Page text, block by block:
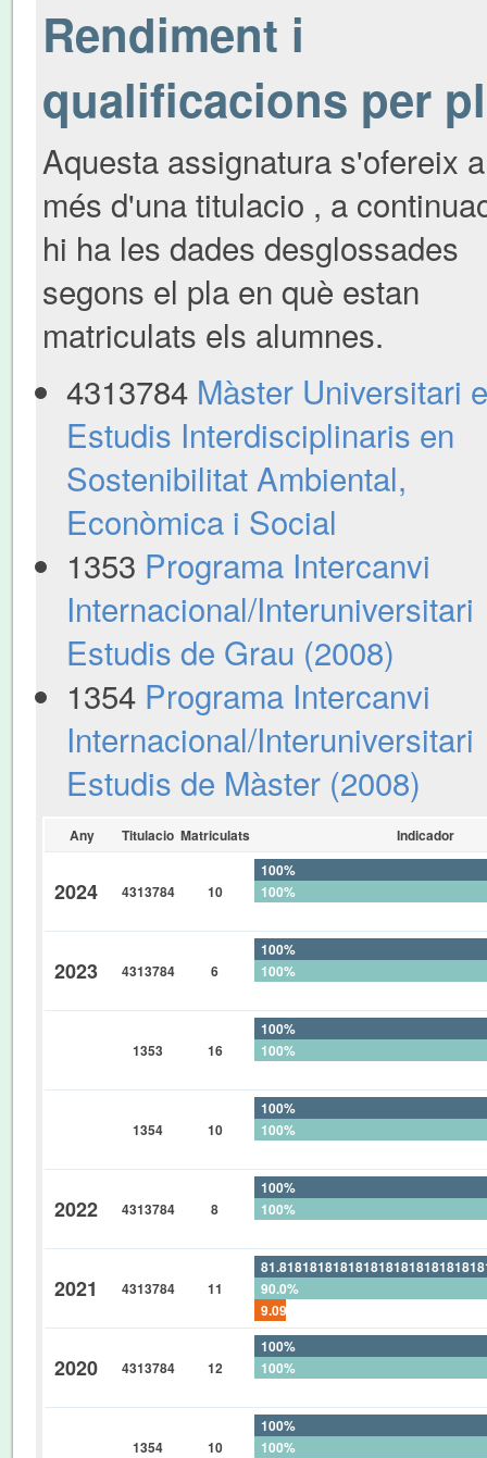
Rendiment i
qualificacions per
Aquesta assignatura s'ofereix a
més d'una titulacio , a
hi ha les dades desglossades
segons el pla en què estan
matriculats els alumnes.
4313784 Màster Universitari
Estudis Interdisciplinaris en
Sostenibilitat Ambiental,
Econòmica i Social
1353 Programa Intercanvi
Internacional/Interuniversitari
Estudis de Grau (2008)
1354 Programa Intercanvi
Internacional/Interuniversitari
Estudis de Màster (2008)
Any Titulacio Matriculats Indicador
2024 4313784 10
100%
100%
2023 4313784 6
100%
100%
1353 16
100%
100%
1354 10
100%
100%
2022 4313784 8
100%
100%
2021 4313784 11
90.0%
2020 4313784 12
100%
100%
1354 10
100%
100%